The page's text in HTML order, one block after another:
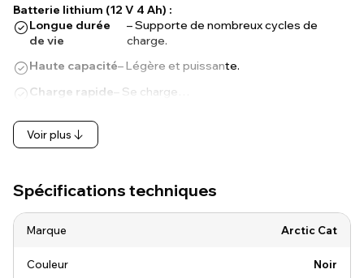
Batterie lithium (12 V 4 Ah) :
Longue durée
de vie
– Supporte de nombreux cycles de
charge.
Haute capacité– Légère et puissante.
Charge rapide – Se charge…
Voir plus
Spécifications techniques
Marque Arctic Cat
Couleur Noir